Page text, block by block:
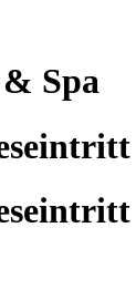
Spa